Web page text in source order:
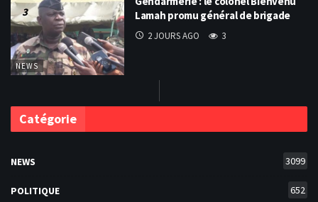
NEWS
Lamah promu général de brigade
2 JOURS AGO 3
Catégorie
NEWS 3099
POLITIQUE 652